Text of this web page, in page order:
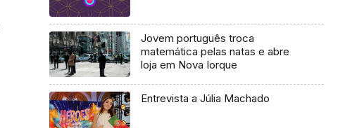
Jovem português troca
matemática pelas natas e abre
loja em Nova Iorque
Entrevista a Júlia Machado